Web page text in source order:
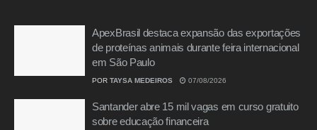
ApexBrasil destaca expansão das exportações
de proteínas animais durante feira internacional
em São Paulo
POR TAYSA MEDEIROS 07/08/2026
Santander abre 15 mil vagas em curso gratuito
sobre educação financeira